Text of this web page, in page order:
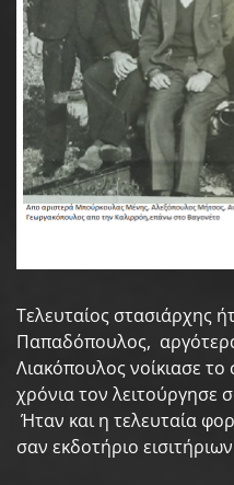
Τελευταίος στασιάρχης
Παπαδόπουλος,
Λιακόπουλος νοίκιασε το
χρόνια τον λειτούργησε
Ήταν και η τελευταία
σαν εκδοτήριο